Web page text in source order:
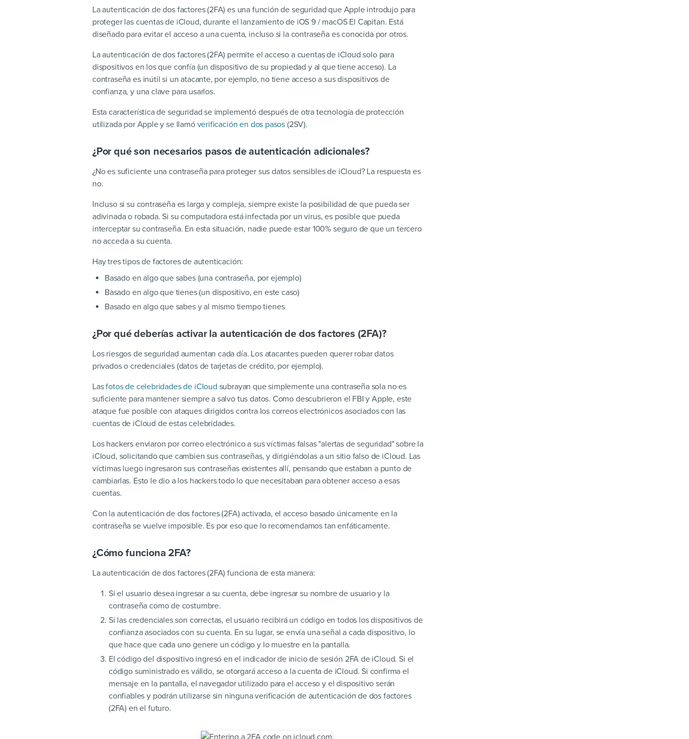
La autenticación de dos factores (2FA) es una función de seguridad que Apple introdujo para
proteger las cuentas de iCloud, durante el lanzamiento de iOS 9 / macOS El Capitan. Está
diseñado para evitar el acceso a una cuenta, incluso si la contraseña es conocida por otros.
La autenticación de dos factores (2FA) permite el acceso a cuentas de iCloud solo para
dispositivos en los que confía (un dispositivo de su propiedad y al que tiene acceso). La
contraseña es inútil si un atacante, por ejemplo, no tiene acceso a sus dispositivos de
confianza, y una clave para usarlos.
Esta característica de seguridad se implementó después de otra tecnología de protección
utilizada por Apple y se llamó verificación en dos pasos (2SV).
¿Por qué son necesarios pasos de autenticación adicionales?
¿No es suficiente una contraseña para proteger sus datos sensibles de iCloud? La respuesta es
no.
Incluso si su contraseña es larga y compleja, siempre existe la posibilidad de que pueda ser
adivinada o robada. Si su computadora está infectada por un virus, es posible que pueda
interceptar su contraseña. En esta situación, nadie puede estar 100% seguro de que un tercero
no acceda a su cuenta.
Hay tres tipos de factores de autenticación:
Basado en algo que sabes (una contraseña, por ejemplo)
Basado en algo que tienes (un dispositivo, en este caso)
Basado en algo que sabes y al mismo tiempo tienes
¿Por qué deberías activar la autenticación de dos factores (2FA)?
Los riesgos de seguridad aumentan cada día. Los atacantes pueden querer robar datos
privados o credenciales (datos de tarjetas de crédito, por ejemplo).
Lasfotos de celebridades de iCloud subrayan que simplemente una contraseña sola no es
suficiente para mantener siempre a salvo tus datos. Como descubrieron el FBI y Apple, este
ataque fue posible con ataques dirigidos contra los correos electrónicos asociados con las
cuentas de iCloud de estas celebridades.
Los hackers enviaron por correo electrónico a sus víctimas falsas "alertas de seguridad" sobre la
iCloud, solicitando que cambien sus contraseñas, y dirigiéndolas a un sitio falso de iCloud. Las
víctimas luego ingresaron sus contraseñas existentes allí, pensando que estaban a punto de
cambiarlas. Esto le dio a los hackers todo lo que necesitaban para obtener acceso a esas
cuentas.
Con la autenticación de dos factores (2FA) activada, el acceso basado únicamente en la
contraseña se vuelve imposible. Es por eso que lo recomendamos tan enfáticamente.
¿Cómo funciona 2FA?
La autenticación de dos factores (2FA) funciona de esta manera:
Si el usuario desea ingresar a su cuenta, debe ingresar su nombre de usuario y la
contraseña como de costumbre.
Si las credenciales son correctas, el usuario recibirá un código en todos los dispositivos de
confianza asociados con su cuenta. En su lugar, se envía una señal a cada dispositivo, lo
que hace que cada uno genere un código y lo muestre en la pantalla.
El código del dispositivo ingresó en el indicador de inicio de sesión 2FA de iCloud. Si el
código suministrado es válido, se otorgará acceso a la cuenta de iCloud. Si confirma el
mensaje en la pantalla, el navegador utilizado para el acceso y el dispositivo serán
confiables y podrán utilizarse sin ninguna verificación de autenticación de dos factores
(2FA) en el futuro.